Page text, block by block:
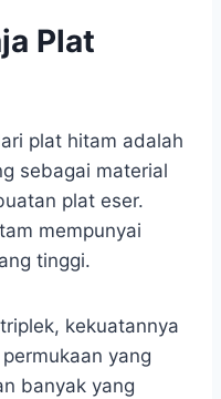
Plat
plat hitam adalah
sebagai material
plat eser.
mempunyai
tinggi.
kekuatannya
yang
banyak yang